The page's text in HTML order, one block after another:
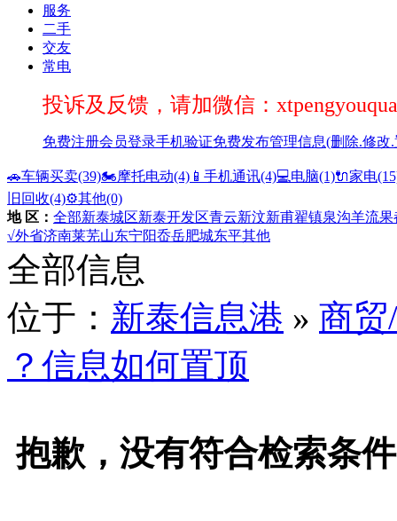
服务
二手
交友
常电
投诉及反馈，请加微信：
免费注册会员登录手机验证免费发布管理信息(删除.修改
🚗车辆买卖(39)🏍️摩托电动(4) 📱手机通讯(4)💻电脑(1)🔌家电
旧回收(4)⚙️其他(0)
地 区： 全部新泰城区新泰开发区青云新汶新甫翟镇泉沟羊流果
√外省济南莱芜山东宁阳岙岳肥城东平其他
全部信息
位于： 新泰信息港 » 商贸
？信息如何置顶
抱歉，没有符合检索条